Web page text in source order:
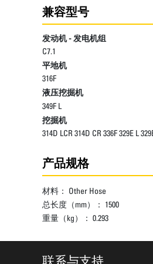
兼容型号
发动机 - 发电机组
C7.1
平地机
316F
液压挖掘机
349F L
挖掘机
314D LCR 314D CR 336F 329E L
产品规格
材料： Other Hose
总长度（mm）： 1500
重量（kg）： 0.293